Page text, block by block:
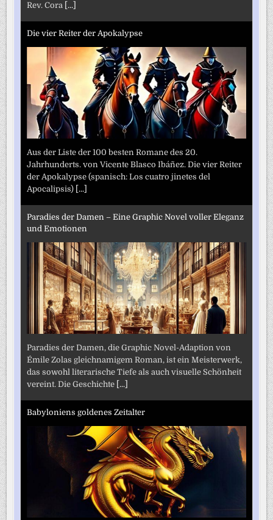
Rev. Cora [...]
Die vier Reiter der Apokalypse
Aus der Liste der 100 besten Romane des 20.
Jahrhunderts. von Vicente Blasco Ibáñez. Die vier Reiter
der Apokalypse (spanisch: Los cuatro jinetes del
Apocalipsis) [...]
Paradies der Damen – Eine Graphic Novel voller Eleganz
und Emotionen
Paradies der Damen, die Graphic Novel-Adaption von
Émile Zolas gleichnamigem Roman, ist ein Meisterwerk,
das sowohl literarische Tiefe als auch visuelle Schönheit
vereint. Die Geschichte [...]
Babyloniens goldenes Zeitalter